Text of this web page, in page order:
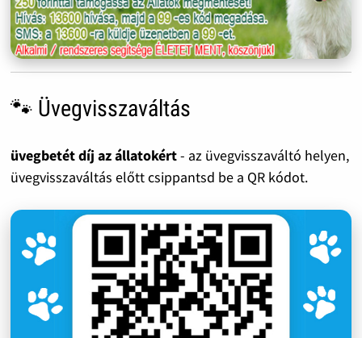
🐾 Üvegvisszaváltás
üvegbetét díj az állatokért- az üvegvisszaváltó helyen,
üvegvisszaváltás előtt csippantsd be a QR kódot.